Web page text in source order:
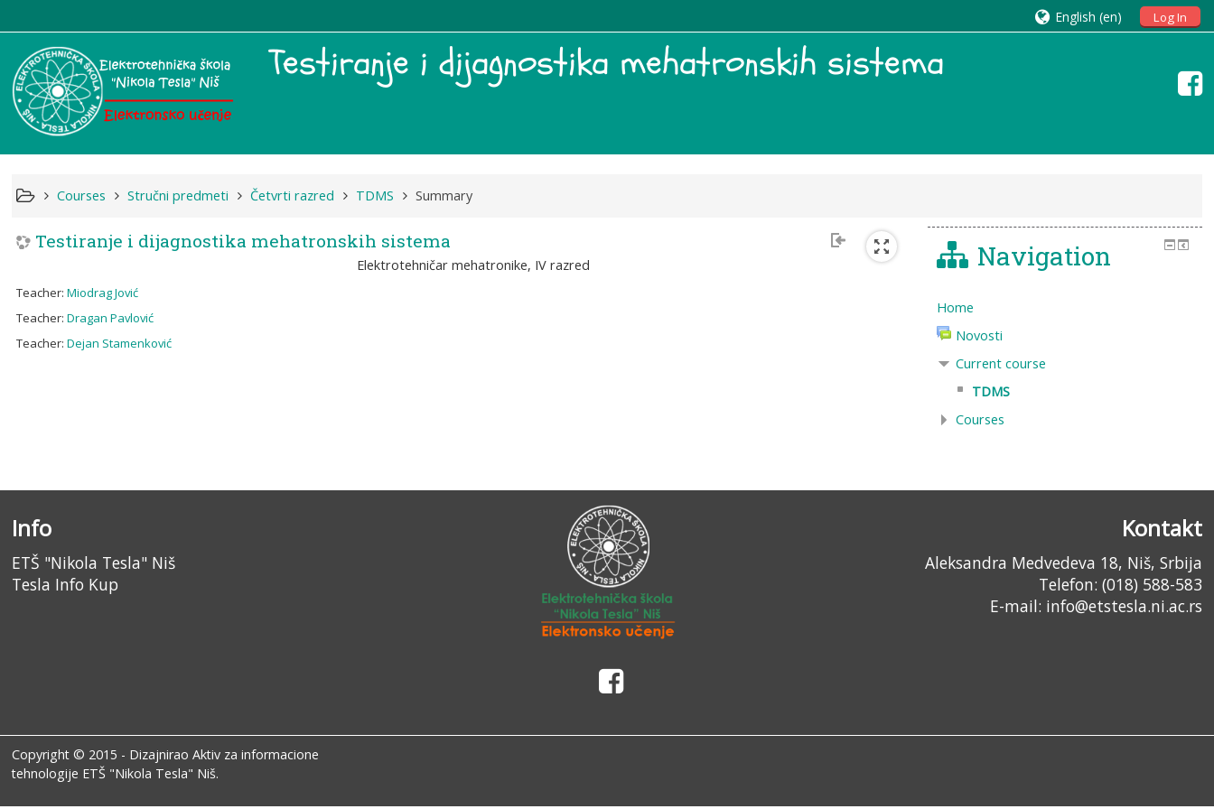
Log In
English ‎(en)‎
Testiranje i dijagnostika mehatronskih sistema
Courses Stručni predmeti Četvrti razred TDMS Summary
Testiranje i dijagnostika mehatronskih sistema
Elektrotehničar mehatronike, IV razred
Teacher:Miodrag Jović
Teacher:Dragan Pavlović
Teacher:Dejan Stamenković
Navigation
Home
Novosti
Current course
TDMS
Courses
Info
ETŠ "Nikola Tesla" Niš
Tesla Info Kup
Kontakt
Aleksandra Medvedeva 18, Niš, Srbija
Telefon: (018) 588-583
E-mail: info@etstesla.ni.ac.rs
Copyright © 2015 - DizajniraoAktiv za informacione
tehnologije ETŠ "Nikola Tesla" Niš.